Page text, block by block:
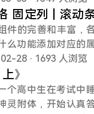
固定列 | 滚动
件的完善和丰富，
么功能添加对应的
单的代码。比如实
个div中，超出内容
8" />
/>
02-28 · 1693 人浏览
》
个高中生在考试中
灵附体，开始认真